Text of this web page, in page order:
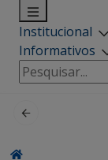
Institucional
Informativos
Pesquisar
por: